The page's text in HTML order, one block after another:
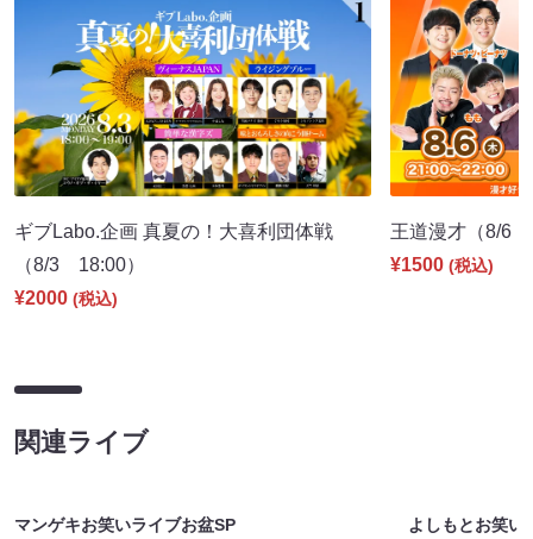
ギブLabo.企画 真夏の！大喜利団体戦
（8/3 18:00）
¥2000 (税込)
王道漫才（8/6
¥1500 (税込)
関連ライブ